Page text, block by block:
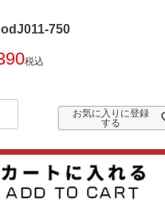
750
税込
お気に入りに登録
する